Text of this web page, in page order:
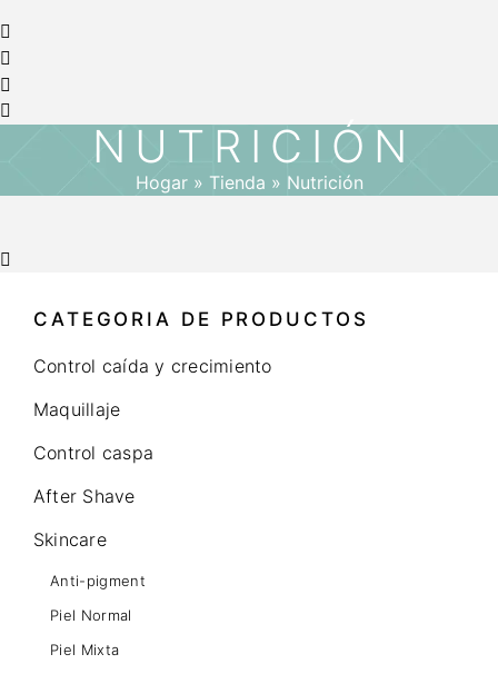
NUTRICIÓN
Hogar » Tienda » Nutrición
CATEGORIA DE PRODUCTOS
Control caída y crecimiento
Maquillaje
Control caspa
After Shave
Skincare
Anti-pigment
Piel Normal
Piel Mixta